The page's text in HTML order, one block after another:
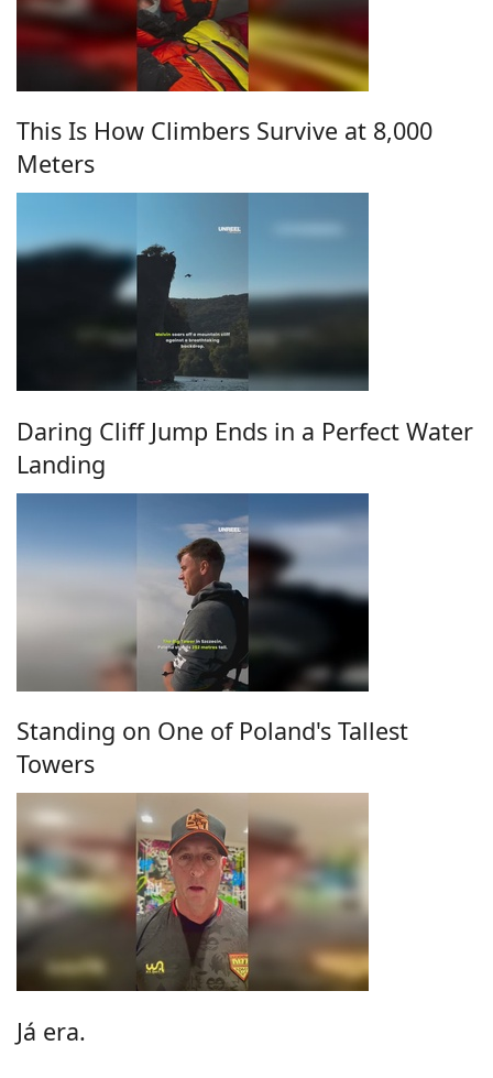
This Is How Climbers Survive at 8,000
Meters
Daring Cliff Jump Ends in a Perfect Water
Landing
Standing on One of Poland's Tallest
Towers
Já era.